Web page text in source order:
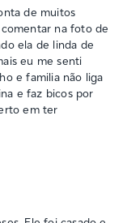
de muitos
na foto de
ela de linda de
eu me senti
e familia não liga
e faz bicos por
em ter